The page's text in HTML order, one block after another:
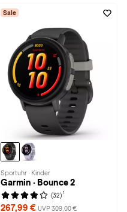
Sale
Sportuhr · Kinder
Garmin · Bounce 2
(32) 1
267,99 € UVP 309,00 €